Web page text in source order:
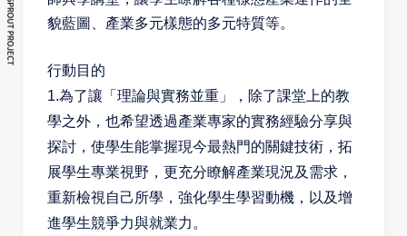
貌藍圖、產業多元樣態的多元特質等。
行動目的
1.為了讓「理論與實務並重」，除了課堂上的教
學之外，也希望透過產業專家的實務經驗分享與
探討，使學生能掌握現今最熱門的關鍵技術，拓
展學生專業視野，更充分瞭解產業現況及需求，
重新檢視自己所學，強化學生學習動機，以及增
進學生競爭力與就業力。